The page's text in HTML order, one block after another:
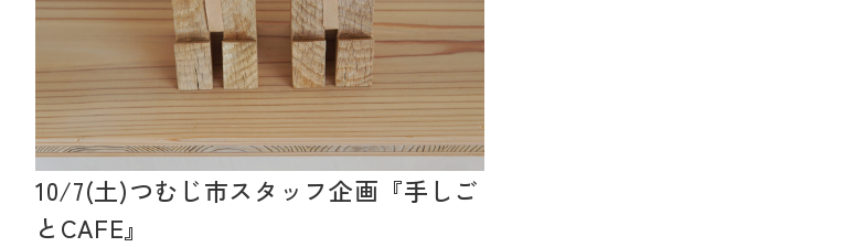
10/7(土)つむじ市スタッフ企画『手しご
とCAFE』